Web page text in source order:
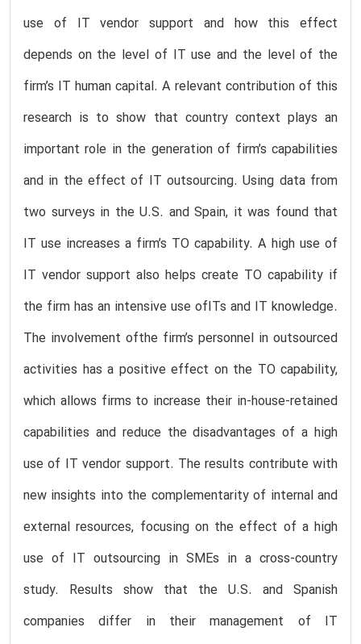
use of IT vendor support and how this effect
depends on the level of IT use and the level of the
firm’s IT human capital. A relevant contribution of this
research is to show that country context plays an
important role in the generation of firm’s capabilities
and in the effect of IT outsourcing. Using data from
two surveys in the U.S. and Spain, it was found that
IT use increases a firm’s TO capability. A high use of
IT vendor support also helps create TO capability if
the firm has an intensive use ofITs and IT knowledge.
The involvement ofthe firm’s personnel in outsourced
activities has a positive effect on the TO capability,
which allows firms to increase their in-house-retained
capabilities and reduce the disadvantages of a high
use of IT vendor support. The results contribute with
new insights into the complementarity of internal and
external resources, focusing on the effect of a high
use of IT outsourcing in SMEs in a cross-country
study. Results show that the U.S. and Spanish
companies differ in their management of IT